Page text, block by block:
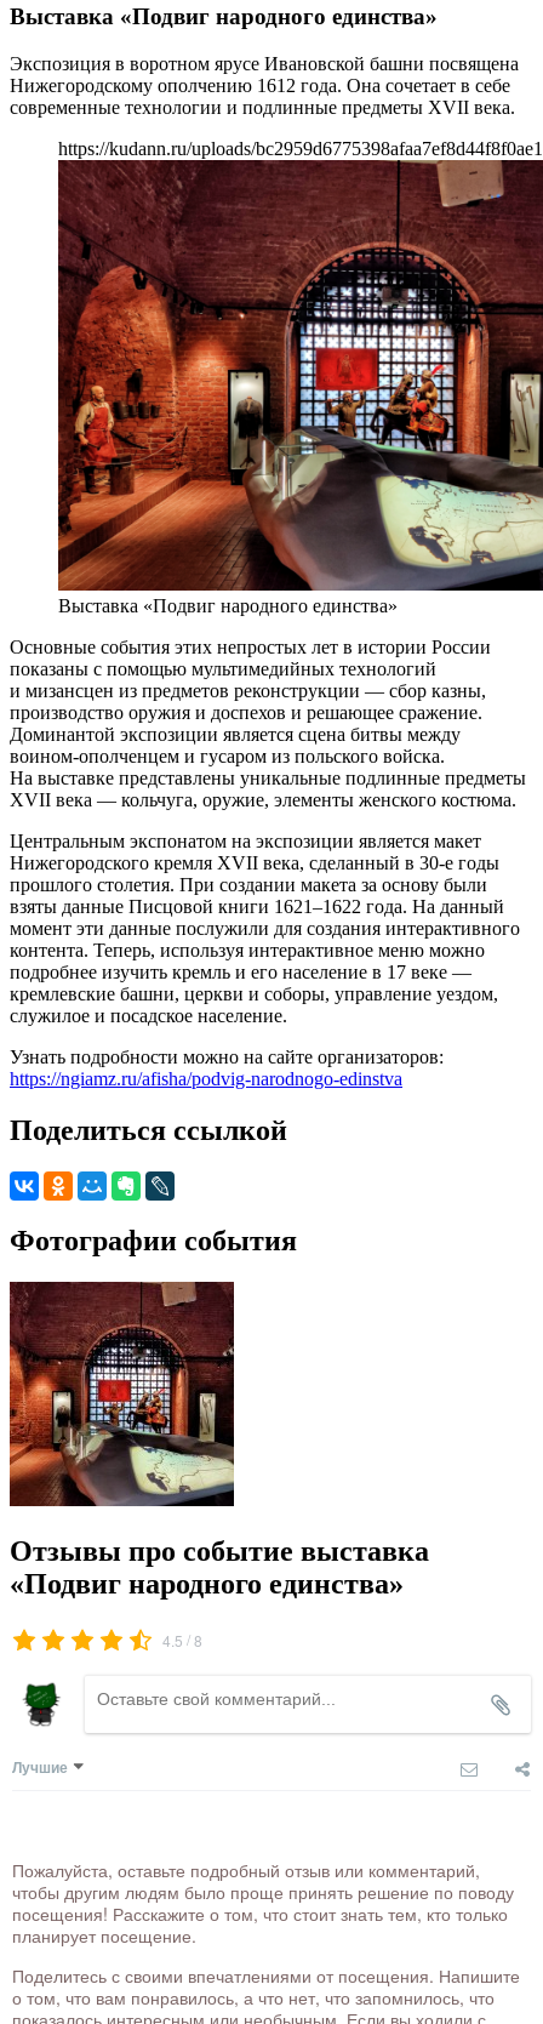
Выставка «Подвиг народного единства»
Экспозиция в воротном ярусе Ивановской башни посвящена
Нижегородскому ополчению 1612 года. Она сочетает в себе
современные технологии и подлинные предметы XVII века.
https://kudann.ru/uploads/
Выставка «Подвиг народного единства»
Основные события этих непростых лет в истории России
показаны с помощью мультимедийных технологий
и мизансцен из предметов реконструкции — сбор казны,
производство оружия и доспехов и решающее сражение.
Доминантой экспозиции является сцена битвы между
воином-ополченцем и гусаром из польского войска.
На выставке представлены уникальные подлинные предметы
XVII века — кольчуга, оружие, элементы женского костюма.
Центральным экспонатом на экспозиции является макет
Нижегородского кремля XVII века, сделанный в 30-е годы
прошлого столетия. При создании макета за основу были
взяты данные Писцовой книги 1621–1622 года. На данный
момент эти данные послужили для создания интерактивного
контента. Теперь, используя интерактивное меню можно
подробнее изучить кремль и его население в 17 веке —
кремлевские башни, церкви и соборы, управление уездом,
служилое и посадское население.
Узнать подробности можно на сайте организаторов:
https://ngiamz.ru/afisha/podvig-narodnogo-edinstva
Поделиться ссылкой
Фотографии события
Отзывы про событие выставка
«Подвиг народного единства»
4.5 /8
Лучшие
Пожалуйста, оставьте подробный отзыв или комментарий,
чтобы другим людям было проще принять решение по поводу
посещения! Расскажите о том, что стоит знать тем, кто только
планирует посещение.
Поделитесь с своими впечатлениями от посещения. Напишите
о том, что вам понравилось, а что нет, что запомнилось, что